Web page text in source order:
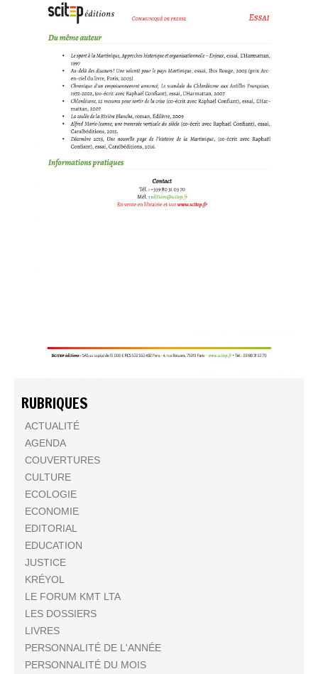
RUBRIQUES
ACTUALITÉ
AGENDA
COUVERTURES
CULTURE
ECOLOGIE
ECONOMIE
EDITORIAL
EDUCATION
JUSTICE
KRÉYOL
LE FORUM KMT LTA
LES DOSSIERS
LIVRES
PERSONNALITÉ DE L'ANNÉE
PERSONNALITÉ DU MOIS